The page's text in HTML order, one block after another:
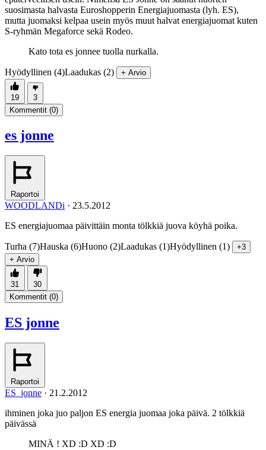
suosimasta halvasta Euroshopperin Energiajuomasta (lyh. ES),
mutta juomaksi kelpaa usein myös muut halvat energiajuomat kuten
S-ryhmän Megaforce sekä Rodeo.
Kato tota es jonnee tuolla nurkalla.
Hyödyllinen (4)Laadukas (2) + Arvio
19
3
Kommentit (0)
es jonne
Raportoi
WOODLANDi · 23.5.2012
ES energiajuomaa päivittäin monta tölkkiä juova köyhä poika.
Turha (7)Hauska (6)Huono (2)Laadukas (1)Hyödyllinen (1)
+3
+ Arvio
31
30
Kommentit (0)
ES jonne
Raportoi
ES_jonne · 21.2.2012
ihminen joka juo paljon ES energia juomaa joka päivä. 2 tölkkiä
päivässä
MINÄ ! XD :D XD :D